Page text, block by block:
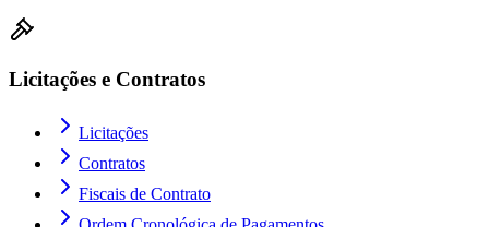
Licitações e Contratos
Licitações
Contratos
Fiscais de Contrato